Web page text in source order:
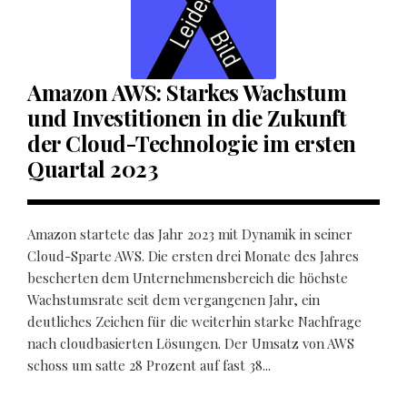
Amazon AWS: Starkes Wachstum
und Investitionen in die Zukunft
der Cloud-Technologie im ersten
Quartal 2023
Amazon startete das Jahr 2023 mit Dynamik in seiner
Cloud-Sparte AWS. Die ersten drei Monate des Jahres
bescherten dem Unternehmensbereich die höchste
Wachstumsrate seit dem vergangenen Jahr, ein
deutliches Zeichen für die weiterhin starke Nachfrage
nach cloudbasierten Lösungen. Der Umsatz von AWS
schoss um satte 28 Prozent auf fast 38...